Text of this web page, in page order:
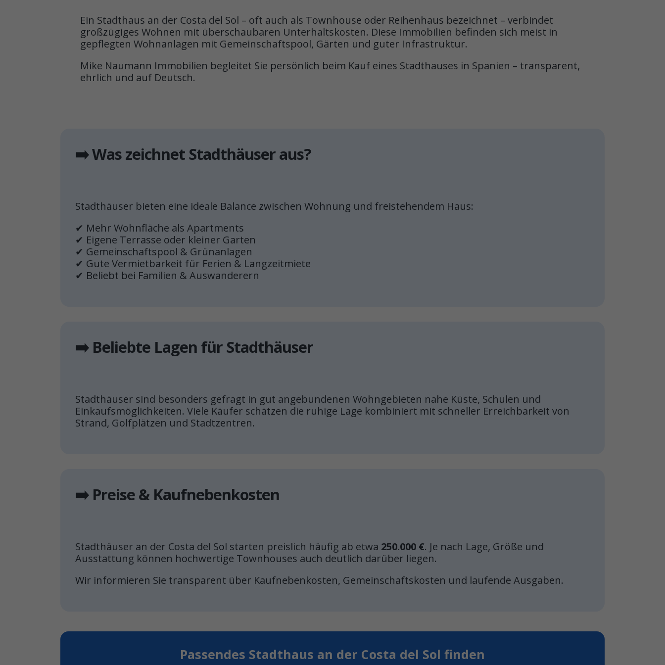
Ein Stadthaus an der Costa del Sol – oft auch als Townhouse oder Reihenhaus bezeichnet – verbindet
großzügiges Wohnen mit überschaubaren Unterhaltskosten. Diese Immobilien befinden sich meist in
gepflegten Wohnanlagen mit Gemeinschaftspool, Gärten und guter Infrastruktur.
Mike Naumann Immobilien begleitet Sie persönlich beim Kauf eines Stadthauses in Spanien – transparent,
ehrlich und auf Deutsch.
➡️ Was zeichnet Stadthäuser aus?
Stadthäuser bieten eine ideale Balance zwischen Wohnung und freistehendem Haus:
✔ Mehr Wohnfläche als Apartments
✔ Eigene Terrasse oder kleiner Garten
✔ Gemeinschaftspool & Grünanlagen
✔ Gute Vermietbarkeit für Ferien & Langzeitmiete
✔ Beliebt bei Familien & Auswanderern
➡️ Beliebte Lagen für Stadthäuser
Stadthäuser sind besonders gefragt in gut angebundenen Wohngebieten nahe Küste, Schulen und
Einkaufsmöglichkeiten. Viele Käufer schätzen die ruhige Lage kombiniert mit schneller Erreichbarkeit von
Strand, Golfplätzen und Stadtzentren.
➡️ Preise & Kaufnebenkosten
Stadthäuser an der Costa del Sol starten preislich häufig ab etwa 250.000 €. Je nach Lage, Größe und
Ausstattung können hochwertige Townhouses auch deutlich darüber liegen.
Wir informieren Sie transparent über Kaufnebenkosten, Gemeinschaftskosten und laufende Ausgaben.
Passendes Stadthaus an der Costa del Sol finden